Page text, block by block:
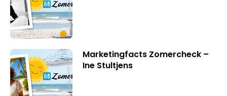
Marketingfacts Zomercheck –
Ine Stultjens